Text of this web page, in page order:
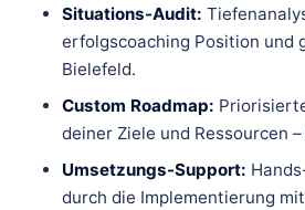
Situations-Audit:
erfolgscoaching Position und
Bielefeld.
Custom Roadmap:
deiner Ziele und Ressourcen
Umsetzungs-Support:
durch die Implementierung